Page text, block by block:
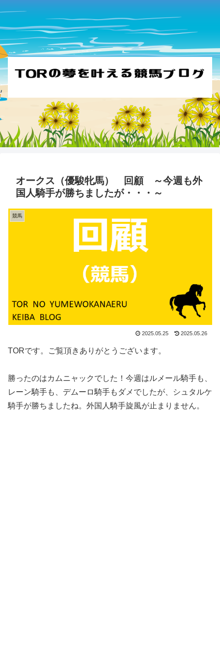
オークス（優駿牝馬） 回顧 ～今週も外
国人騎手が勝ちましたが・・・～
競馬
2025.05.25 2025.05.26
TORです。ご覧頂きありがとうございます。
勝ったのはカムニャックでした！今週はルメール騎手も、
レーン騎手も、デムーロ騎手もダメでしたが、シュタルケ
騎手が勝ちましたね。外国人騎手旋風が止まりません。